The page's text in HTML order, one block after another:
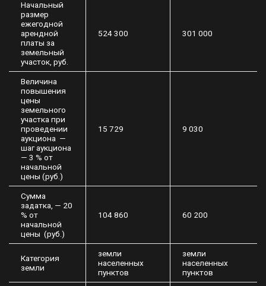
Начальный
размер
ежегодной
арендной
платы за
земельный
участок, руб.
524 300 301 000
Величина
повышения
цены
земельного
участка при
проведении
аукциона —
шаг аукциона
— 3 % от
начальной
цены (руб.)
15 729 9 030
Сумма
задатка, — 20
% от
начальной
цены (руб.)
104 860 60 200
Категория
земли
земли
населенных
пунктов
земли
населенных
пунктов